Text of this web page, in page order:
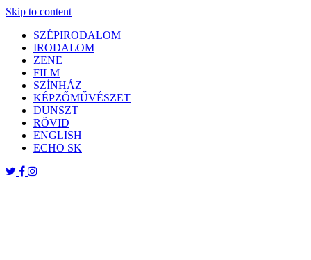
Skip to content
SZÉPIRODALOM
IRODALOM
ZENE
FILM
SZÍNHÁZ
KÉPZŐMŰVÉSZET
DUNSZT
RÖVID
ENGLISH
ECHO SK